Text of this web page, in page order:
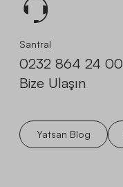
Santral
0232 864 24 00
Bize Ulaşın
Yatsan Blog